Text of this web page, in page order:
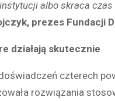
albo skraca
prezes Fundacji
działają skutecznie
czterech
rozwiązania